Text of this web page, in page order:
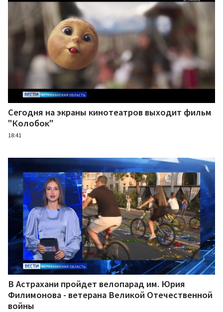
Сегодня на экраны кинотеатров выходит фильм
"Колобок"
18:41
В Астрахани пройдет велопарад им. Юрия
Филимонова - ветерана Великой Отечественной
войны